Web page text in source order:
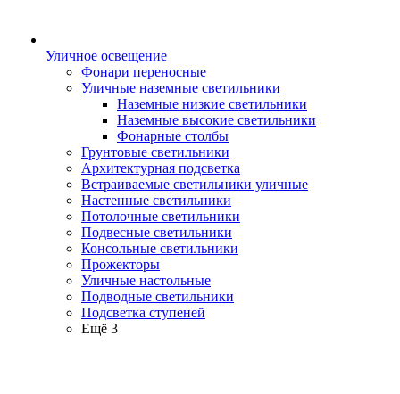
Уличное освещение
Фонари переносные
Уличные наземные светильники
Наземные низкие светильники
Наземные высокие светильники
Фонарные столбы
Грунтовые светильники
Архитектурная подсветка
Встраиваемые светильники уличные
Настенные светильники
Потолочные светильники
Подвесные светильники
Консольные светильники
Прожекторы
Уличные настольные
Подводные светильники
Подсветка ступеней
Ещё 3